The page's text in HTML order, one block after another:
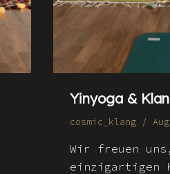
Yinyoga &
cosmic_klang /
Wir freuen
einzigartigen